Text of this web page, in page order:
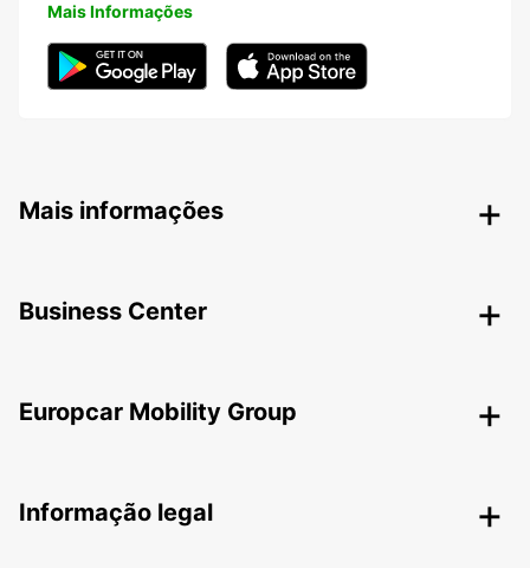
Mais Informações
Mais informações
Business Center
Europcar Mobility Group
Informação legal